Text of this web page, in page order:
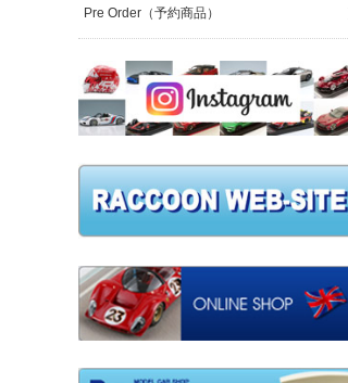
Pre Order（予約商品）